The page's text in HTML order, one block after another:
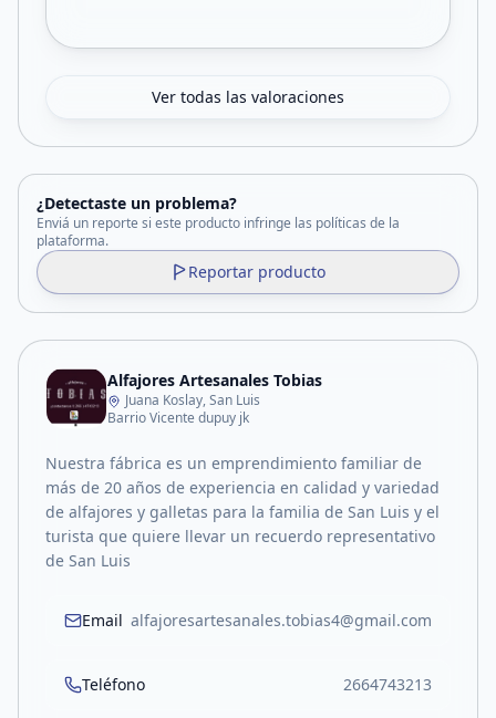
Ver todas las valoraciones
¿Detectaste un problema?
Enviá un reporte si este producto infringe las políticas de la
plataforma.
Reportar producto
Alfajores Artesanales Tobias
Juana Koslay, San Luis
Barrio Vicente dupuy jk
Nuestra fábrica es un emprendimiento familiar de
más de 20 años de experiencia en calidad y variedad
de alfajores y galletas para la familia de San Luis y el
turista que quiere llevar un recuerdo representativo
de San Luis
Email alfajoresartesanales.tobias4@gmail.com
Teléfono 2664743213